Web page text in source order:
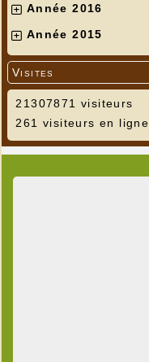
Année 2016
Année 2015
Visites
21307871 visiteurs
261 visiteurs en ligne